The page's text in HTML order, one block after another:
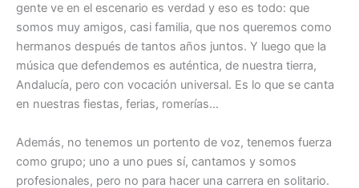
gente ve en el escenario es verdad y eso es todo: que
somos muy amigos, casi familia, que nos queremos como
hermanos después de tantos años juntos. Y luego que la
música que defendemos es auténtica, de nuestra tierra,
Andalucía, pero con vocación universal. Es lo que se canta
en nuestras fiestas, ferias, romerías…
Además, no tenemos un portento de voz, tenemos fuerza
como grupo; uno a uno pues sí, cantamos y somos
profesionales, pero no para hacer una carrera en solitario.